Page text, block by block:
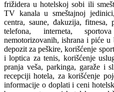
frižidera u hotelskoj sobi ili
TV kanala u smeštajnoj
centra, saune, đakuzija,
telefona, interneta,
nemotorizovanih, ishrana i piće u
depozit za peškire, korišćenje
i loptica za tenis, korišćenje
pranja veša, parkinga, garaže i
recepciji hotela, za korišćenje
informacije o doplati i ceni